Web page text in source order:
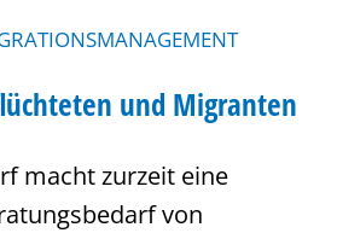
und Migranten
macht zurzeit eine
von